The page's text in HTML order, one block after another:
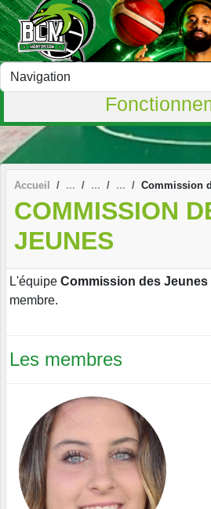
Accueil Commission
COMMISSION
JEUNES
L'équipe Commission des Jeunes
membre.
Les membres
Panneau de gestion des cookies